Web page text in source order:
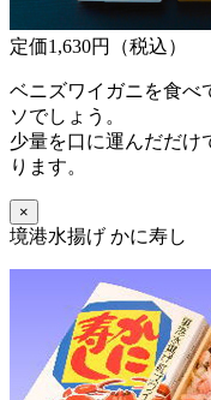
定価1,630円（税込）
ベニズワイガニを食べ
ソでしょう。
少量を口に運んだだけ
ります。
×
境港水揚げ かに寿し